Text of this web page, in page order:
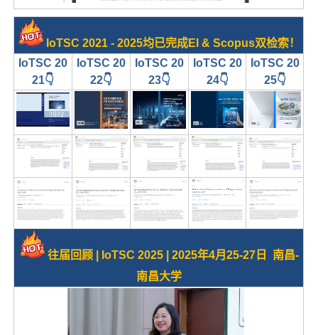
IoTSC 2021 - 2025均已完成EI & Scopus双检索！
IoTSC 20
21👇
IoTSC 20
22👇
IoTSC 20
23👇
IoTSC 20
24👇
IoTSC 20
25👇
往届回顾 | IoTSC 2025 | 2025年4月25-27日 南昌-
南昌大学